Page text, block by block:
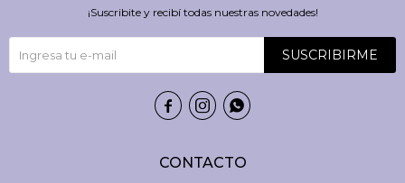
CONTACTO
¡Suscribite y recibí todas nuestras novedades!
SUSCRIBIRME
  